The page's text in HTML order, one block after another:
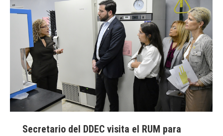
Secretario del DDEC visita el RUM para